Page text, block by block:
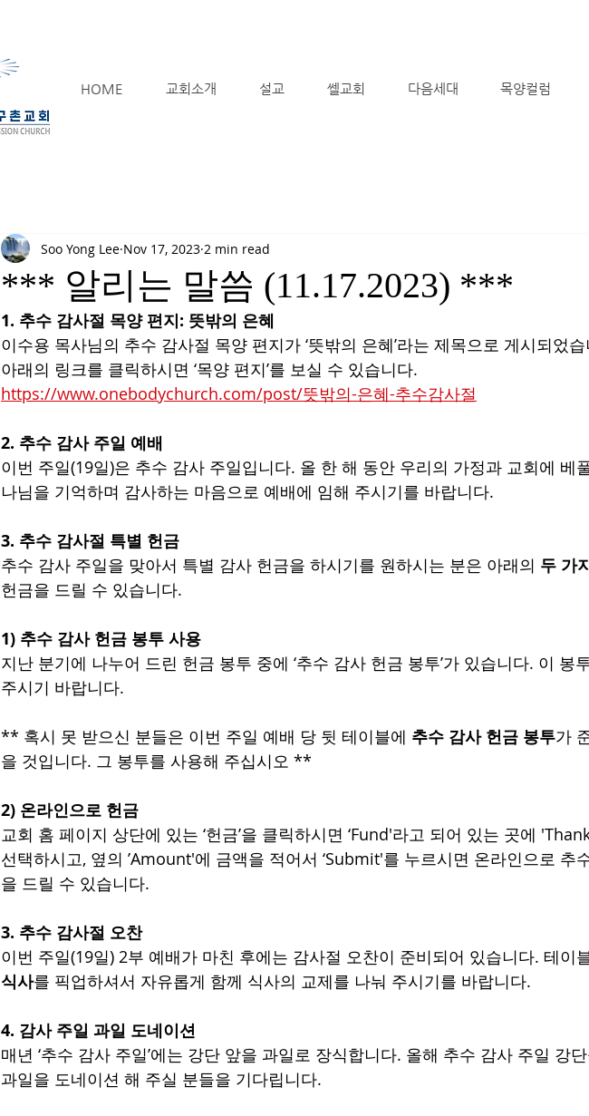
HOME 교회소개 설교 쎌교회 다음세대 목양컬럼
*** 알리는 말씀 (11.17.2023) ***
Soo Yong Lee Nov 17, 2023 2 min read
1. 추수 감사절 목양 편지: 뜻밖의 은혜
이수용 목사님의 추수 감사절 목양 편지가 ‘뜻밖의 은혜’라는 제목으로 게시되었
아래의 링크를 클릭하시면 ‘목양 편지’를 보실 수 있습니다.
https://www.onebodychurch.com/post/뜻밖의-은혜-추수감사절
2. 추수 감사 주일 예배
이번 주일(19일)은 추수 감사 주일입니다. 올 한 해 동안 우리의 가정과 교회에 베
나님을 기억하며 감사하는 마음으로 예배에 임해 주시기를 바랍니다.
3. 추수 감사절 특별 헌금
추수 감사 주일을 맞아서 특별 감사 헌금을 하시기를 원하시는 분은 아래의 두 가
헌금을 드릴 수 있습니다.
1) 추수 감사 헌금 봉투 사용
지난 분기에 나누어 드린 헌금 봉투 중에 ‘추수 감사 헌금 봉투’가 있습니다. 이 봉
주시기 바랍니다.
** 혹시 못 받으신 분들은 이번 주일 예배 당 뒷 테이블에 추수 감사 헌금 봉투가
을 것입니다. 그 봉투를 사용해 주십시오 **
2) 온라인으로 헌금
교회 홈 페이지 상단에 있는 ‘헌금’을 클릭하시면 ‘Fund'라고 되어 있는 곳에
선택하시고, 옆의 ’Amount'에 금액을 적어서 ‘Submit'를 누르시면 온라인으로 추
을 드릴 수 있습니다.
3. 추수 감사절 오찬
이번 주일(19일) 2부 예배가 마친 후에는 감사절 오찬이 준비되어 있습니다. 테이
식사를 픽업하셔서 자유롭게 함께 식사의 교제를 나눠 주시기를 바랍니다.
4. 감사 주일 과일 도네이션
매년 ‘추수 감사 주일’에는 강단 앞을 과일로 장식합니다. 올해 추수 감사 주일 강
과일을 도네이션 해 주실 분들을 기다립니다.